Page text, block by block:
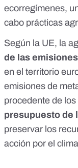
ecorregímenes,
cabo prácticas
Según la UE, la
de las
en el territorio
emisiones de
procedente de
presupuesto de
preservar los
acción por el